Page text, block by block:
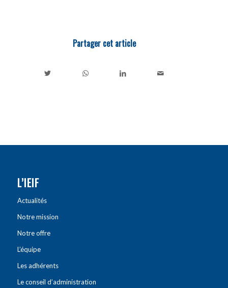
Partager cet article
L’IEIF
Actualités
Notre mission
Notre offre
L’équipe
Les adhérents
Le conseil d’administration